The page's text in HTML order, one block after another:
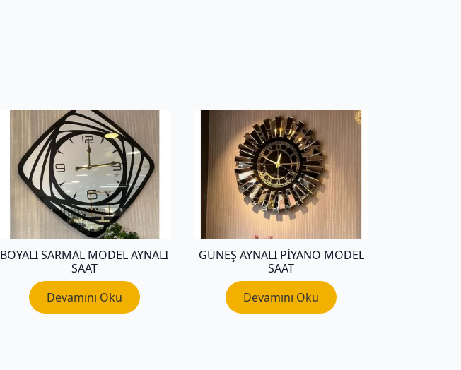
BOYALI SARMAL MODEL AYNALI
SAAT
Devamını Oku
GÜNEŞ AYNALI PIYANO MODEL
SAAT
Devamını Oku